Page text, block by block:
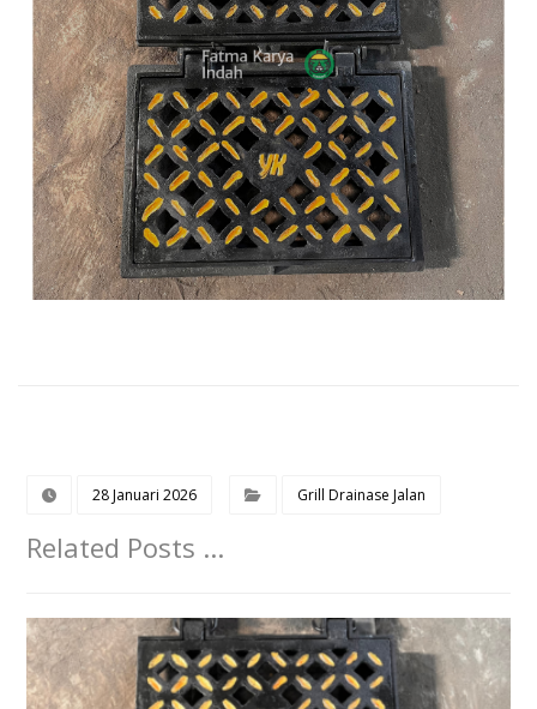
28 Januari 2026 Grill Drainase Jalan
Related Posts ...